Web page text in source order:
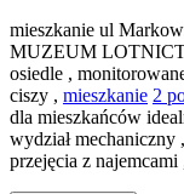
mieszkanie ul
MUZEUM
osiedle ,
ciszy , mieszkanie 2
dla mieszkańców
wydział
przejęcia z